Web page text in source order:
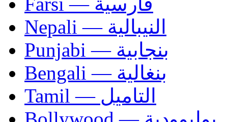
Nepali — النيبالية
Punjabi — بنجابية
Bengali — بنغالية
Tamil — التاميل